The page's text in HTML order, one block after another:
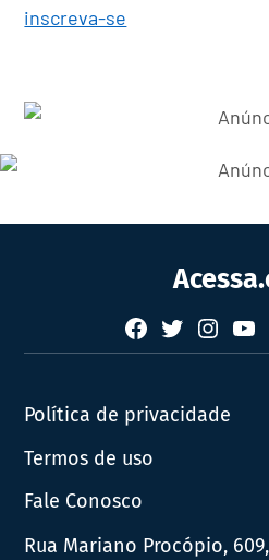
inscreva-se
Facebook
Twitter
Política de privacidade
Termos de uso
Fale Conosco
Rua Mariano Procópio,